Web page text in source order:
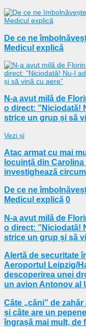
De ce ne
Medicul explică
N-a avut milă de
o direct: ”Niciodată!
strice un grup și să
Vezi și
Atac armat cu mai
locuință din
investighează
De ce ne
Medicul explică 0
N-a avut milă de
o direct: ”Niciodată!
strice un grup și să
Alertă de securitate
Aeroportul Leipzig/
descoperirea unei
un avion Antonov al
Câte „căni” de
și câte are un
îngrașă mai mult, de